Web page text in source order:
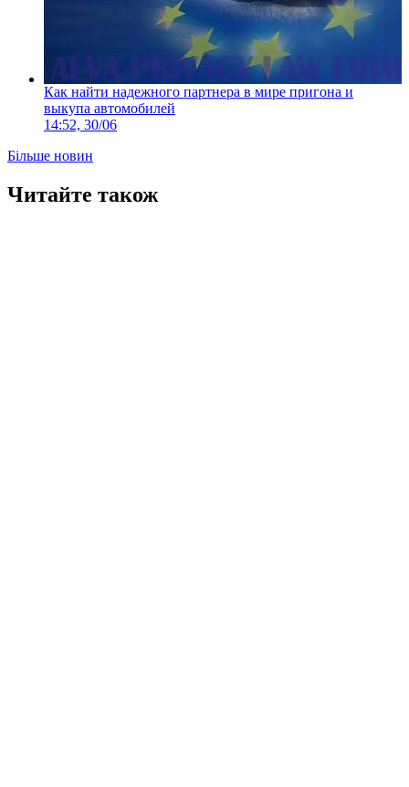
Как найти надежного партнера в мире пригона и
выкупа автомобилей
14:52, 30/06
Більше новин
Читайте також